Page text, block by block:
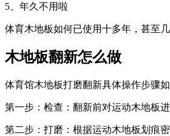
5、年久不用啦
体育木地板如何已使用十多年，甚至
木地板翻新怎么做
体育馆木地板打磨翻新具体操作步骤如
第一步：检查：翻新前对运动木地板
第二步：打磨：根据运动木地板划痕